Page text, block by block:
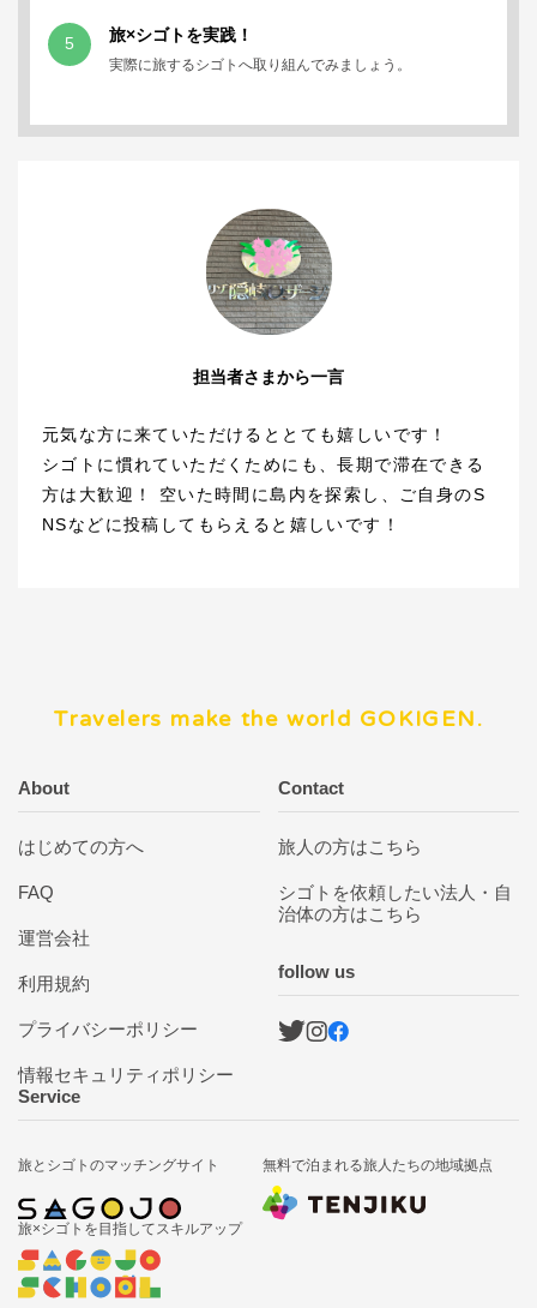
5 旅×シゴトを実践！
実際に旅するシゴトへ取り組んでみましょう。
担当者さまから一言
元気な方に来ていただけるととても嬉しいです！
シゴトに慣れていただくためにも、長期で滞在できる
方は大歓迎！ 空いた時間に島内を探索し、ご自身のS
NSなどに投稿してもらえると嬉しいです！
Travelers make the world GOKIGEN.
About
はじめての方へ
FAQ
運営会社
利用規約
プライバシーポリシー
情報セキュリティポリシー
Contact
旅人の方はこちら
シゴトを依頼したい法人・自
治体の方はこちら
follow us
Service
旅とシゴトのマッチングサイト 無料で泊まれる旅人たちの地域拠点
旅×シゴトを目指してスキルアップ